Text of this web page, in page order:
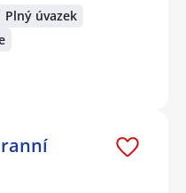
Plný úvazek